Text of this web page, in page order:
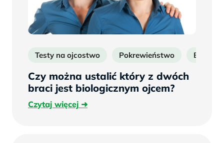
Testy na ojcostwo Pokrewieństwo
Czy można ustalić który z dwóch
braci jest biologicznym ojcem?
Czytaj więcejCzytaj